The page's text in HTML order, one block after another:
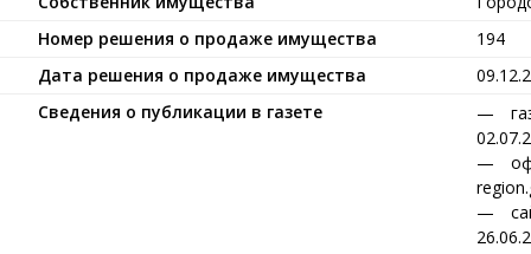
Номер решения о продаже имущества
194
Дата решения о продаже имущества
Сведения о публикации в газете